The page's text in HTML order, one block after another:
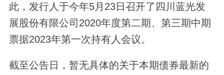
此，发行人于今年5月23日召开了四川蓝光发
展股份有限公司2020年度第二期、第三期中期
票据2023年第一次持有人会议。
截至公告日，暂无具体的关于本期债券最新的